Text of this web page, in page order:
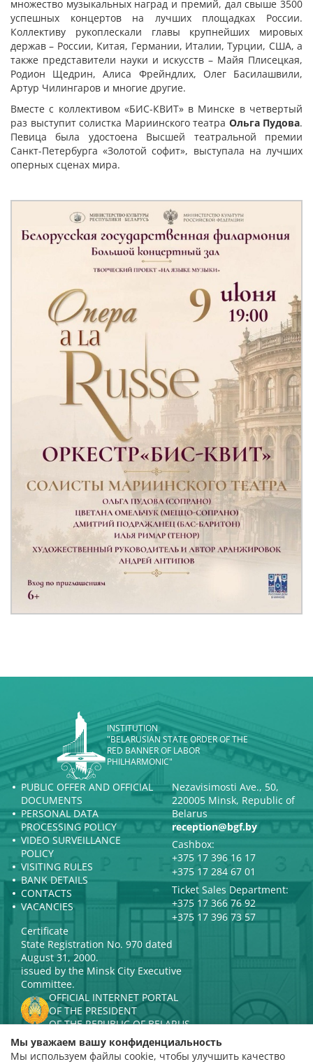
множество музыкальных наград и премий, дал свыше 3500
успешных концертов на лучших площадках России.
Коллективу рукоплескали главы крупнейших мировых
держав – России, Китая, Германии, Италии, Турции, США, а
также представители науки и искусств – Майя Плисецкая,
Родион Щедрин, Алиса Фрейндлих, Олег Басилашвили,
Артур Чилингаров и многие другие.
Вместе с коллективом «БИС-КВИТ» в Минске в четвертый
раз выступит солистка Мариинского театра Ольга Пудова.
Певица была удостоена Высшей театральной премии
Санкт-Петербурга «Золотой софит», выступала на лучших
оперных сценах мира.
INSTITUTION
"BELARUSIAN STATE ORDER OF THE
RED BANNER OF LABOR
PHILHARMONIC"
PUBLIC OFFER AND OFFICIAL
DOCUMENTS
PERSONAL DATA
PROCESSING POLICY
VIDEO SURVEILLANCE
POLICY
VISITING RULES
BANK DETAILS
CONTACTS
VACANCIES
Nezavisimosti Ave., 50,
220005 Minsk, Republic of
Belarus
reception@bgf.by
Cashbox:
+375 17 396 16 17
+375 17 284 67 01
Ticket Sales Department:
+375 17 366 76 92
+375 17 396 73 57
Certificate
State Registration No. 970 dated
August 31, 2000.
issued by the Minsk City Executive
Committee.
OFFICIAL INTERNET PORTAL
OF THE PRESIDENT
OF THE REPUBLIC OF BELARUS
MINISTRY OF CULTURE OF THE
REPUBLIC OF BELARUS
Мы уважаем вашу конфиденциальность
Мы используем файлы cookie, чтобы улучшить качество